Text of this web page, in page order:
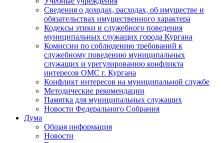
Сведения о доходах, расходах, об имуществе и
обязательствах имущественного характера
Кодексы этики и служебного поведения
муниципальных служащих города Кургана
Комиссии по соблюдению требований к
служебному поведению муниципальных
служащих и урегулированию конфликта
интересов ОМС г. Кургана
Конфликт интересов на муниципальной службе
Методические рекомендации
Памятка для муниципальных служащих
Новости Федерального Cобрания
Дума
Общая информация
Новости